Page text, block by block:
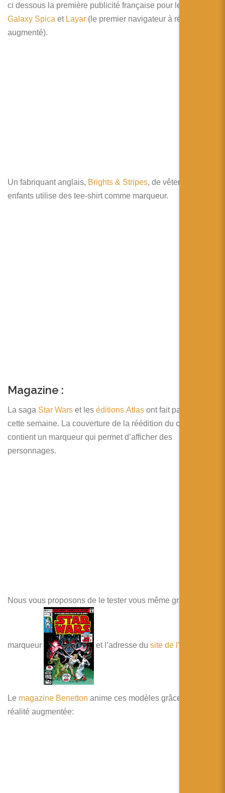
ci dessous la première publicité française pour le
Galaxy Spica et Layar (le premier navigateur à réalité
augmenté).
Un fabriquant anglais, Brights & Stripes, de vêtements pour
enfants utilise des tee-shirt comme marqueur.
Magazine :
La saga Star Wars et les éditions Atlas ont fait parlés d’eux
cette semaine. La couverture de la réédition du comic
contient un marqueur qui permet d’afficher des
personnages.
Nous vous proposons de le tester vous même grâce au
marqueur et l’adresse du site de l’éditeur
Le magazine Benetton anime ces modèles grâce à la
réalité augmentée: